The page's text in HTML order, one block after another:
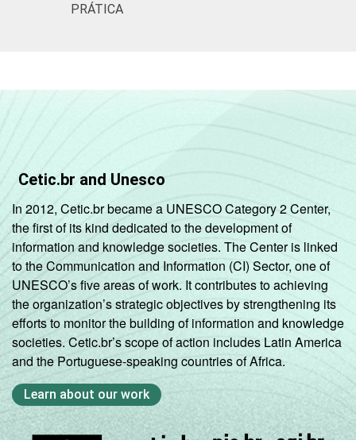
PRÁTICA
Cetic.br and Unesco
In 2012, Cetic.br became a UNESCO Category 2 Center,
the first of its kind dedicated to the development of
information and knowledge societies. The Center is linked
to the Communication and Information (CI) Sector, one of
UNESCO’s five areas of work. It contributes to achieving
the organization’s strategic objectives by strengthening its
efforts to monitor the building of information and knowledge
societies. Cetic.br’s scope of action includes Latin America
and the Portuguese-speaking countries of Africa.
Learn about our work